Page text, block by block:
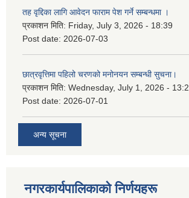
तह वृद्दिका लागि आवेदन फाराम पेश गर्ने सम्बन्धमा ।
प्रकाशन मिति: Friday, July 3, 2026 - 18:39
Post date: 2026-07-03
छात्रवृत्तिमा पहिलो चरणको मनोनयन सम्बन्धी सुचना।
प्रकाशन मिति: Wednesday, July 1, 2026 -
Post date: 2026-07-01
अन्य सूचना
नगरकार्यपालिकाकाे निर्णयहरू